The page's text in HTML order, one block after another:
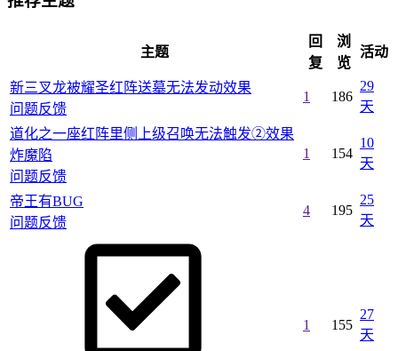
主题
回
复
浏
览
活动
新三叉龙被耀圣红阵送墓无法发动效果
问题反馈
1 186
29
天
道化之一座红阵里侧上级召唤无法触发②效果
炸魔陷
问题反馈
1 154
10
天
帝王有BUG
问题反馈
4 195
25
天
1 155
27
天